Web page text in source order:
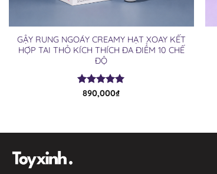
GẬY RUNG NGOÁY CREAMY HẠT XOAY KẾT
HỢP TAI THỎ KÍCH THÍCH ĐA ĐIỂM 10 CHẾ
ĐỘ
Được xếp
890,000₫